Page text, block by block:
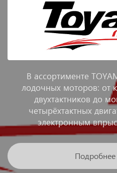
В ассортименте
лодочных моторов: от
двухтактников до
четырёхтактных
электронным